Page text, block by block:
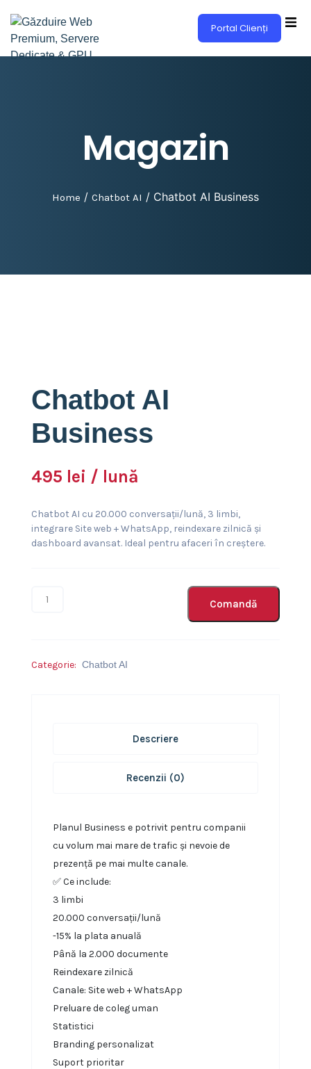
Portal Clienți
Magazin
Home / Chatbot AI / Chatbot AI Business
Chatbot AI
Business
495 lei / lună
Chatbot AI cu 20.000 conversații/lună, 3 limbi,
integrare Site web + WhatsApp, reindexare zilnică și
dashboard avansat. Ideal pentru afaceri în creștere.
Comandă
Categorie: Chatbot AI
Descriere
Recenzii (0)
Planul Business e potrivit pentru companii
cu volum mai mare de trafic și nevoie de
prezență pe mai multe canale.
✅ Ce include:
3 limbi
20.000 conversații/lună
-15% la plata anuală
Până la 2.000 documente
Reindexare zilnică
Canale: Site web + WhatsApp
Preluare de coleg uman
Statistici
Branding personalizat
Suport prioritar